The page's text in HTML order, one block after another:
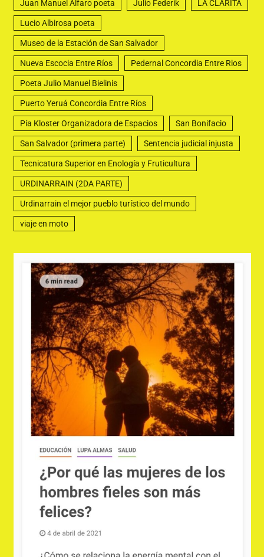
Juan Manuel Alfaro poeta Julio Federik LA CLARITA
Lucio Albirosa poeta
Museo de la Estación de San Salvador
Nueva Escocia Entre Ríos Pedernal Concordia Entre Rios
Poeta Julio Manuel Bielinis
Puerto Yeruá Concordia Entre Ríos
Pía Kloster Organizadora de Espacios San Bonifacio
San Salvador (primera parte) Sentencia judicial injusta
Tecnicatura Superior en Enología y Fruticultura
URDINARRAIN (2DA PARTE)
Urdinarrain el mejor pueblo turístico del mundo
viaje en moto